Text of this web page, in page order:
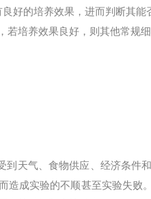
好的培养效果，进而判断其
培养效果良好，则其他常规
到天气、食物供应、经济条件
造成实验的不顺甚至实验失败